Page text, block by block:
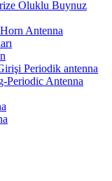
Oluklu Buynuz
Antenna
Periodik antenna
Periodic Antenna